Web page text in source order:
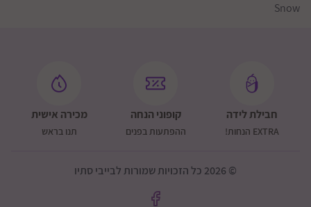
Snow
חבילת לידה
EXTRA הנחות!
קופוני הנחה
ההפתעות בפנים
מכירה אישית
תנו בראש
© 2026 כל הזכויות שמורות לבייבי סתיו